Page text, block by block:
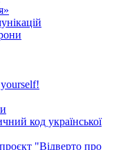
код української
"Відверто про